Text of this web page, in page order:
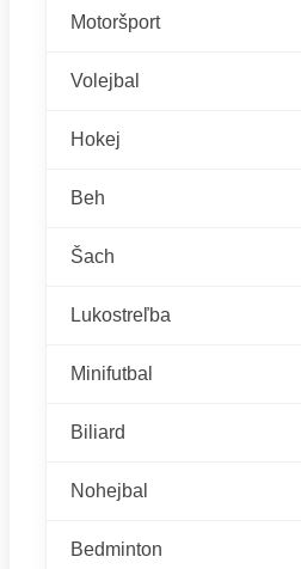
Motoršport
Volejbal
Hokej
Beh
Šach
Lukostreľba
Minifutbal
Biliard
Nohejbal
Bedminton